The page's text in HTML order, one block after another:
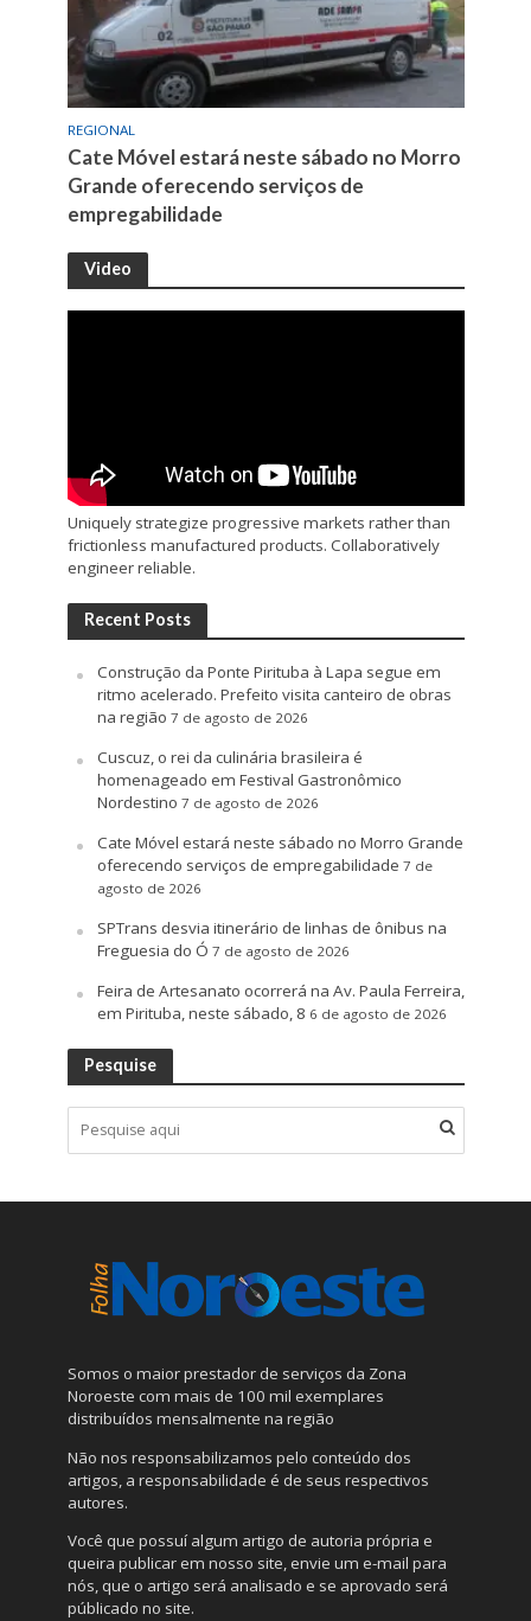
REGIONAL
Cate Móvel estará neste sábado no Morro
Grande oferecendo serviços de
empregabilidade
Video
Uniquely strategize progressive markets rather than
frictionless manufactured products. Collaboratively
engineer reliable.
Recent Posts
Construção da Ponte Pirituba à Lapa segue em
ritmo acelerado. Prefeito visita canteiro de obras
na região 7 de agosto de 2026
Cuscuz, o rei da culinária brasileira é
homenageado em Festival Gastronômico
Nordestino 7 de agosto de 2026
Cate Móvel estará neste sábado no Morro Grande
oferecendo serviços de empregabilidade 7 de
agosto de 2026
SPTrans desvia itinerário de linhas de ônibus na
Freguesia do Ó 7 de agosto de 2026
Feira de Artesanato ocorrerá na Av. Paula Ferreira,
em Pirituba, neste sábado, 8 6 de agosto de 2026
Pesquise
Somos o maior prestador de serviços da Zona
Noroeste com mais de 100 mil exemplares
distribuídos mensalmente na região
Não nos responsabilizamos pelo conteúdo dos
artigos, a responsabilidade é de seus respectivos
autores.
Você que possuí algum artigo de autoria própria e
queira publicar em nosso site, envie um e-mail para
nós, que o artigo será analisado e se aprovado será
públicado no site.